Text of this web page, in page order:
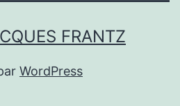
FRANTZ
WordPress